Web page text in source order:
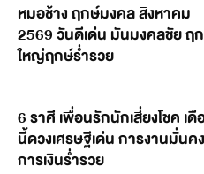
หมอช้าง ฤกษ์มงคล สิงหาคม
2569 วันดีเด่น มันมงคลชัย ฤ
ใหญ่ฤกษ์ร่ำรวย
6 ราศี เพื่อนรักนักเสี่ยงโชค เดื
นี้ดวงเศรษฐีเด่น การงานมั่นคง
การเงินร่ำรวย